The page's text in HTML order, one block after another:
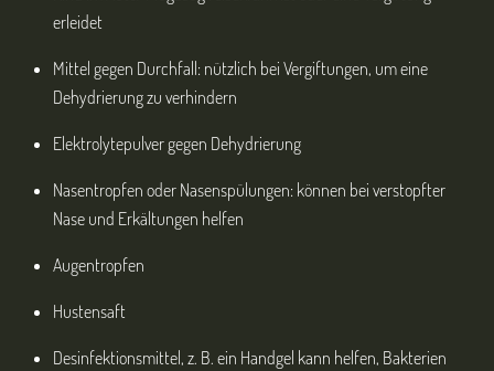
erleidet
Mittel gegen Durchfall: nützlich bei Vergiftungen, um eine
Dehydrierung zu verhindern
Elektrolytepulver gegen Dehydrierung
Nasentropfen oder Nasenspülungen: können bei verstopfter
Nase und Erkältungen helfen
Augentropfen
Hustensaft
Desinfektionsmittel, z. B. ein Handgel kann helfen, Bakterien